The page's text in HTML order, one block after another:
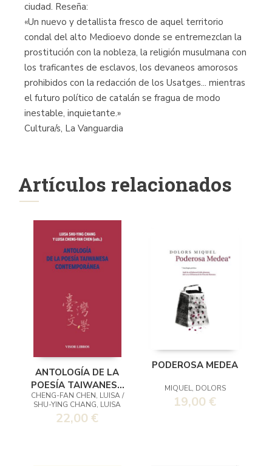
ciudad. Reseña:
«Un nuevo y detallista fresco de aquel territorio
condal del alto Medioevo donde se entremezclan la
prostitución con la nobleza, la religión musulmana con
los traficantes de esclavos, los devaneos amorosos
prohibidos con la redacción de los Usatges... mientras
el futuro político de catalán se fragua de modo
inestable, inquietante.»
Cultura/s, La Vanguardia
Artículos relacionados
ANTOLOGÍA DE LA
POESÍA TAIWANESA
CONTEMPORÁNEA
CHENG-FAN CHEN, LUISA /
SHU-YING CHANG, LUISA
22,00 €
PODEROSA MEDEA
MIQUEL, DOLORS
19,00 €